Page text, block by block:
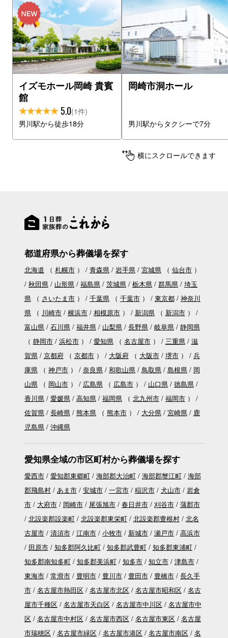
イズモホール岡崎 貴賓
館
5.0(1件)
男川駅から徒歩18分
岡崎市洞ホール
男川駅からタクシーで7分
横にスクロールできます
都道府県から葬儀場を探す
北海道 （ 札幌市） 青森県 岩手県 宮城県（ 仙台市）
秋田県
山形県 福島県 茨城県 栃木県 群馬県
埼玉
県（ さいたま市） 千葉県（ 千葉市） 東京都
神奈川
県（ 川崎市 横浜市 相模原市） 新潟県（ 新潟市）
富山県
石川県 福井県 山梨県 長野県 岐阜県
静岡県
（ 静岡市 浜松市） 愛知県（ 名古屋市） 三重県
滋
賀県
京都府（ 京都市） 大阪府（ 大阪市 堺市）
兵
庫県（ 神戸市） 奈良県 和歌山県 鳥取県 島根県
岡
山県（ 岡山市） 広島県（ 広島市） 山口県
徳島県
香川県
愛媛県 高知県 福岡県（ 北九州市 福岡市）
佐賀県
長崎県 熊本県（ 熊本市） 大分県 宮崎県
鹿
児島県
沖縄県
愛知県全域の市区町村から葬儀場を探す
愛西市 愛知郡東郷町 海部郡大治町 海部郡蟹江町
海部
郡飛島村
あま市 安城市 一宮市 稲沢市 犬山市
岩倉
市
大府市 岡崎市 尾張旭市 春日井市 刈谷市
蒲郡市
北設楽郡設楽町
北設楽郡東栄町 北設楽郡豊根村
北名
古屋市
清須市 江南市 小牧市 新城市 瀬戸市
高浜市
田原市
知多郡阿久比町 知多郡武豊町
知多郡東浦町
知多郡南知多町
知多郡美浜町 知多市 知立市
津島市
東海市
常滑市 豊明市 豊川市 豊田市 豊橋市
長久手
市
名古屋市熱田区 名古屋市北区 名古屋市昭和区
名古
屋市千種区
名古屋市天白区 名古屋市中川区
名古屋市中
区
名古屋市中村区 名古屋市西区 名古屋市東区
名古屋
市瑞穂区
名古屋市緑区 名古屋市港区 名古屋市南区
名